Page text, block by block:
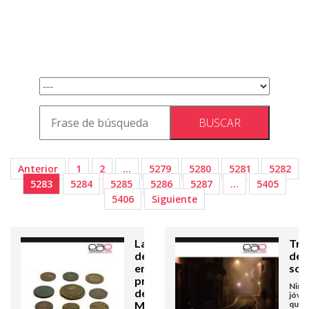
Anterior 1 2 … 5279 5280 5281
5282
5283
5284 5285 5286 5287 …
5405
5406
Siguiente
La minería
de cobre
en la
provincia
de
Michoacán
de